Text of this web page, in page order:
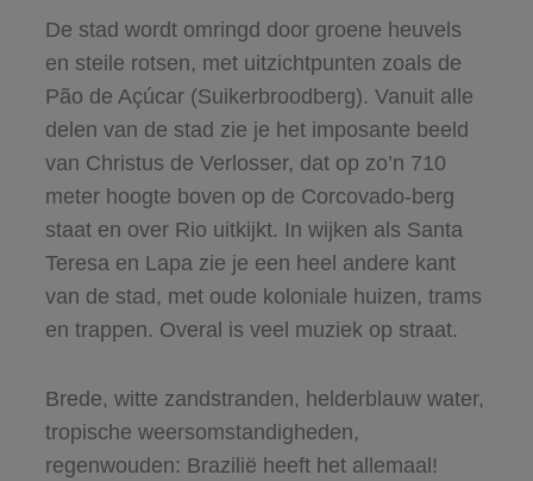
De stad wordt omringd door groene heuvels
en steile rotsen, met uitzichtpunten zoals de
Pão de Açúcar (Suikerbroodberg). Vanuit alle
delen van de stad zie je het imposante beeld
van Christus de Verlosser, dat op zo’n 710
meter hoogte boven op de Corcovado-berg
staat en over Rio uitkijkt. In wijken als Santa
Teresa en Lapa zie je een heel andere kant
van de stad, met oude koloniale huizen, trams
en trappen. Overal is veel muziek op straat.
Brede, witte zandstranden, helderblauw water,
tropische weersomstandigheden,
regenwouden: Brazilië heeft het allemaal!